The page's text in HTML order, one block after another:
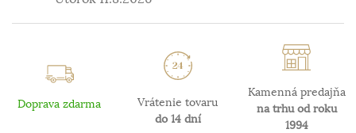
Doprava zdarma
Vrátenie tovaru
do 14 dní
Kamenná predajňa
na trhu od roku
1994